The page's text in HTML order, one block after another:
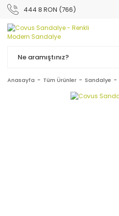
444 8 RON (766)
Anasayfa Tüm Ürünler Sandalye